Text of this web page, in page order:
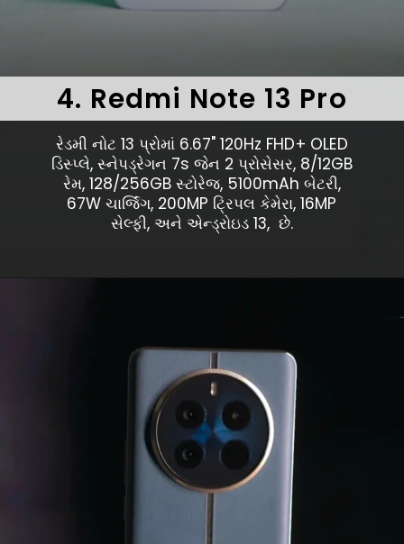
રેડમી નોટ 13 પ્રોમાં 6.67" 120Hz FHD+ OLED
ડિસ્પ્લે, સ્નેપડ્રેગન 7s જેન 2 પ્રોસેસર, 8/12GB
રેમ, 128/256GB સ્ટોરેજ, 5100mAh બેટરી,
67W ચાર્જિંગ, 200MP ટ્રિપલ કેમેરા, 16MP
સેલ્ફી, અને એન્ડ્રોઇડ 13, છે.
4. Redmi Note 13 Pro